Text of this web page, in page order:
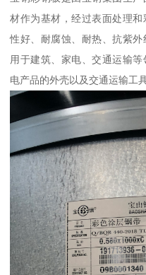
材作为基材，经过表面处理
性好、耐腐蚀、耐热、抗紫
用于建筑、家电、交通运输
电产品的外壳以及交通运输工